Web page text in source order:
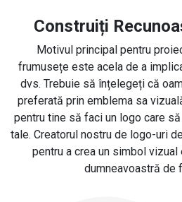
Construiți
Motivul principal pentru
frumusețe este acela de a
dvs. Trebuie să înțelegeți că
preferată prin emblema sa
pentru tine să faci un logo care
tale. Creatorul nostru de logo-uri
pentru a crea un simbol vizual
dumneavoastră de